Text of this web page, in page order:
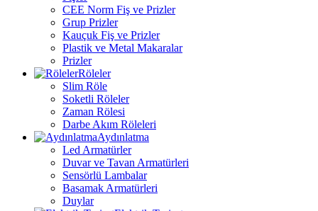
CEE Norm Fiş ve Prizler
Grup Prizler
Kauçuk Fiş ve Prizler
Plastik ve Metal Makaralar
Prizler
Röleler
Slim Röle
Soketli Röleler
Zaman Rölesi
Darbe Akım Röleleri
Aydınlatma
Led Armatürler
Duvar ve Tavan Armatürleri
Sensörlü Lambalar
Basamak Armatürleri
Duylar